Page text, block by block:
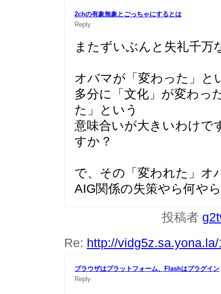
2chの有象無象とごっちゃにするとは
Reply
またずいぶんと失礼千万
オバマが「変わった」と
多分に「文化」が変わっ
た」という
意味合いが大きいわけで
すか？
で、その「変われた」オ
AIG関係の失策やら何や
投稿者
Re: http://
ブラウザはプラットフォーム、Flashはプラグイン
Reply